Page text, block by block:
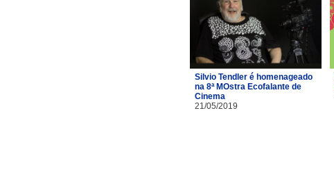
Silvio Tendler é homenageado
na 8ª MOstra Ecofalante de
Cinema
21/05/2019